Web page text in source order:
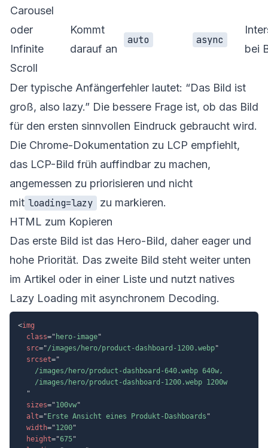
Carousel
oder
Infinite
Scroll
Kommt
darauf an
auto async
bei
Der typische Anfängerfehler lautet: “Das Bild ist
groß, also lazy.” Die bessere Frage ist, ob das Bild
für den ersten sinnvollen Eindruck gebraucht wird.
Die Chrome-Dokumentation zu LCP empfiehlt,
das LCP-Bild früh auffindbar zu machen,
angemessen zu priorisieren und nicht
mit loading=lazy
zu markieren.
HTML zum Kopieren
Das erste Bild ist das Hero-Bild, daher eager und
hohe Priorität. Das zweite Bild steht weiter unten
im Artikel oder in einer Liste und nutzt natives
Lazy Loading mit asynchronem Decoding.
<img
class=" hero-image"
src="/images/hero/product-dashboard-1200.webp"
srcset="
    /images/hero/product-dashboard-640.webp 640w,
    /images/hero/product-dashboard-1200.webp 1200w
"
sizes="100vw"
alt=" Erste Ansicht eines Produkt-Dashboards "
width="1200"
height="675"